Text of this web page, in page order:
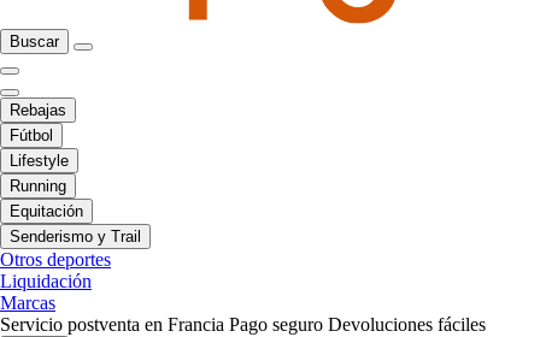
Buscar
Rebajas
Fútbol
Lifestyle
Running
Equitación
Senderismo y Trail
Otros deportes
Liquidación
Marcas
Servicio postventa en Francia Pago seguro Devoluciones fáciles